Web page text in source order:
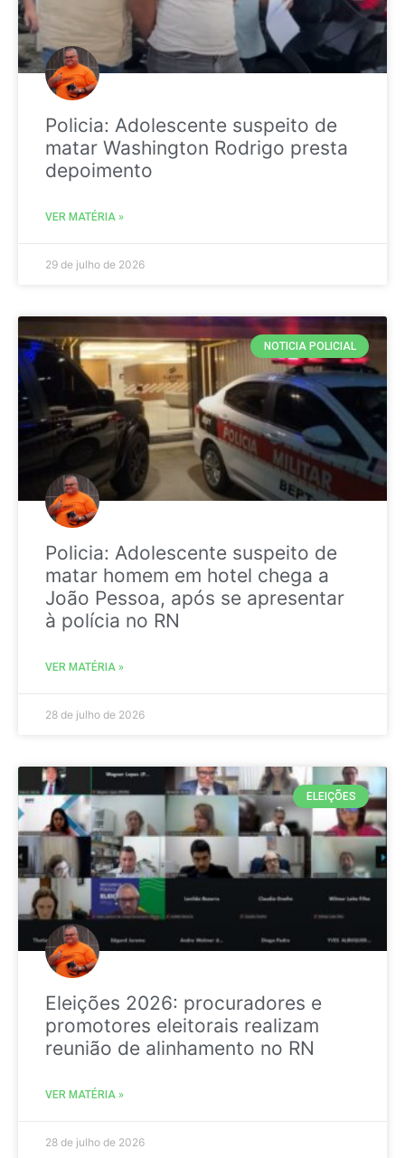
Policia: Adolescente suspeito de
matar Washington Rodrigo presta
depoimento
VER MATÉRIA »
29 de julho de 2026
NOTICIA POLICIAL
Policia: Adolescente suspeito de
matar homem em hotel chega a
João Pessoa, após se apresentar
à polícia no RN
VER MATÉRIA »
28 de julho de 2026
ELEIÇÕES
Eleições 2026: procuradores e
promotores eleitorais realizam
reunião de alinhamento no RN
VER MATÉRIA »
28 de julho de 2026